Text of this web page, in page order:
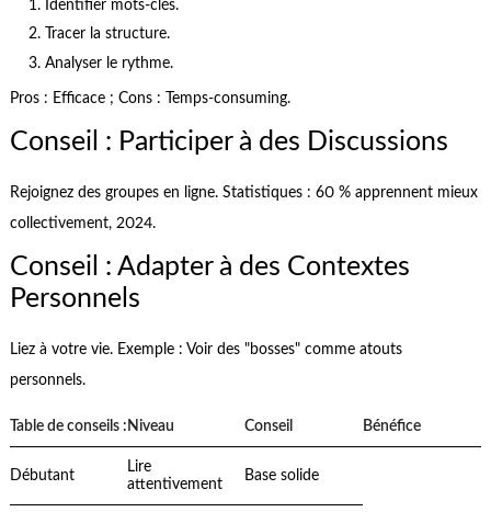
Identifier mots-clés.
Tracer la structure.
Analyser le rythme.
Pros : Efficace ; Cons : Temps-consuming.
Conseil : Participer à des Discussions
Rejoignez des groupes en ligne. Statistiques : 60 % apprennent mieux
collectivement, 2024.
Conseil : Adapter à des Contextes
Personnels
Liez à votre vie. Exemple : Voir des "bosses" comme atouts
personnels.
Table de conseils : Niveau Conseil Bénéfice
Débutant
Lire
attentivement
Base solide